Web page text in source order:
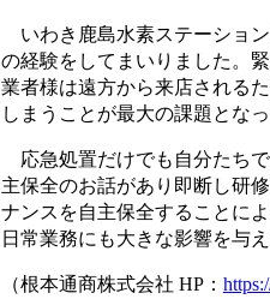
いわき鹿島水素ステーション
の経験をしてまいりました。
業者様は遠方から来店される
しまうことが最大の課題とな
応急処置だけでも自分たち
主保全のお話があり即断し研
ナンスを自主保全することに
日常業務にも大きな影響を与え
（根本通商株式会社 HP：